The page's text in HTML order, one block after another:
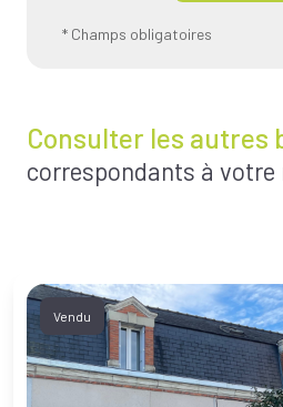
* Champs obligatoires
Consulter les autres
correspondants à votre
Vendu